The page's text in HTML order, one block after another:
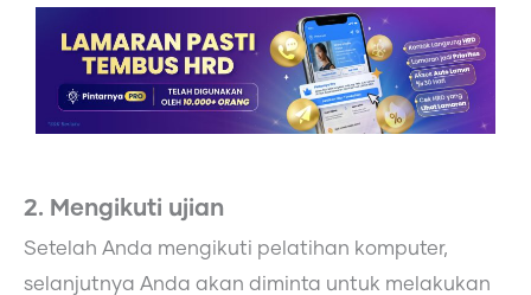
2. Mengikuti ujian
Setelah Anda mengikuti pelatihan komputer,
selanjutnya Anda akan diminta untuk melakukan